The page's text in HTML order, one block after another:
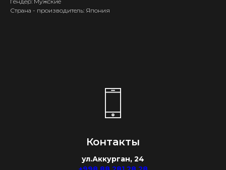
Страна - производитель: Япония
Контакты
ул.Аккурган, 24